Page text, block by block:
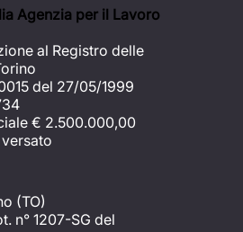
Agenzia per il Lavoro
al Registro delle
del 27/05/1999
€ 2.500.000,00
(TO)
n° 1207-SG del